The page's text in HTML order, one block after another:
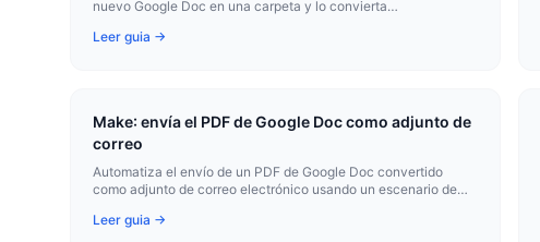
nuevo Google Doc en una carpeta y lo convierta
Leer guia →
Make: envía el PDF de Google Doc como adjunto de
correo
Automatiza el envío de un PDF de Google Doc convertido
como adjunto de correo electrónico usando un escenario de
Leer guia →